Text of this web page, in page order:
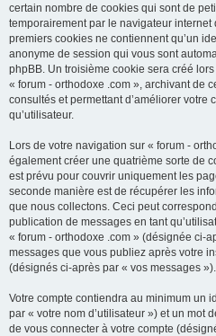
certain nombre de cookies qui sont de
temporairement par le navigateur internet
premiers cookies ne contiennent qu’un
anonyme de session qui vous sont
phpBB. Un troisième cookie sera créé
« forum - orthodoxe .com », archivant de
consultés et permettant d’améliorer votre
qu’utilisateur.
Lors de votre navigation sur « forum -
également créer une quatrième sorte de
est prévu pour couvrir uniquement les
seconde manière est de récupérer les
que nous collectons. Ceci peut
publication de messages en tant
« forum - orthodoxe .com » (désignée ci-
messages que vous publiez après votre
(désignés ci-après par « vos messages »).
Votre compte contiendra au minimum un
par « votre nom d’utilisateur ») et un mot
de vous connecter à votre compte